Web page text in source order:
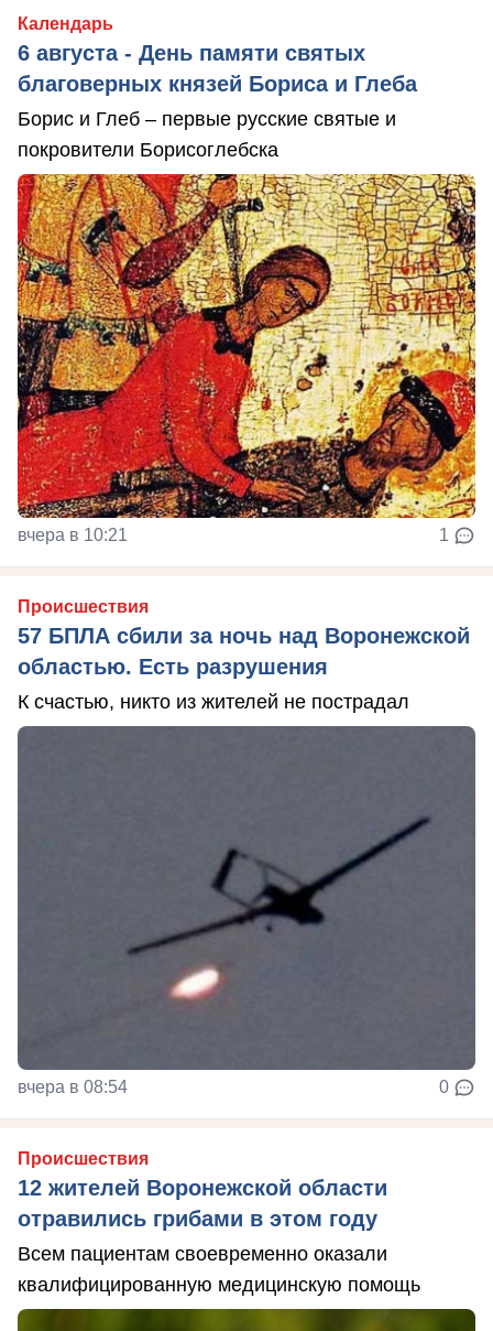
Календарь
6 августа - День памяти святых
благоверных князей Бориса и Глеба
Борис и Глеб – первые русские святые и
покровители Борисоглебска
вчера в 10:21 1
Происшествия
57 БПЛА сбили за ночь над Воронежской
областью. Есть разрушения
К счастью, никто из жителей не пострадал
вчера в 08:54 0
Происшествия
12 жителей Воронежской области
отравились грибами в этом году
Всем пациентам своевременно оказали
квалифицированную медицинскую помощь